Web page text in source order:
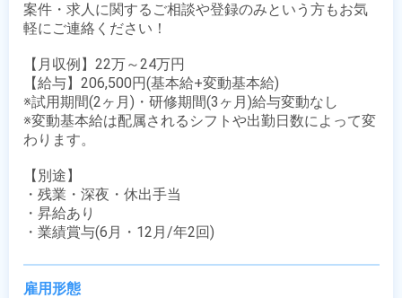
案件・求人に関するご相談や登録のみという方もお気
軽にご連絡ください！
【月収例】22万～24万円
【給与】206,500円(基本給+変動基本給)
※試用期間(2ヶ月)・研修期間(3ヶ月)給与変動なし
※変動基本給は配属されるシフトや出勤日数によって変
わります。
【別途】
・残業・深夜・休出手当
・昇給あり
・業績賞与(6月・12月/年2回)
雇用形態